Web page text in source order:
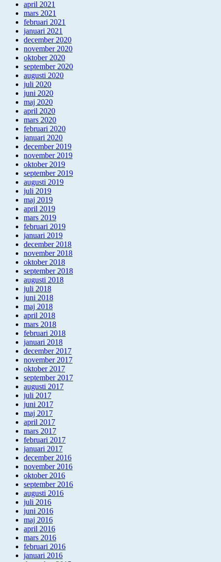
april 2021
mars 2021
februari 2021
januari 2021
december 2020
november 2020
oktober 2020
september 2020
augusti 2020
juli 2020
juni 2020
maj 2020
april 2020
mars 2020
februari 2020
januari 2020
december 2019
november 2019
oktober 2019
september 2019
augusti 2019
juli 2019
maj 2019
april 2019
mars 2019
februari 2019
januari 2019
december 2018
november 2018
oktober 2018
september 2018
augusti 2018
juli 2018
juni 2018
maj 2018
april 2018
mars 2018
februari 2018
januari 2018
december 2017
november 2017
oktober 2017
september 2017
augusti 2017
juli 2017
juni 2017
maj 2017
april 2017
mars 2017
februari 2017
januari 2017
december 2016
november 2016
oktober 2016
september 2016
augusti 2016
juli 2016
juni 2016
maj 2016
april 2016
mars 2016
februari 2016
januari 2016